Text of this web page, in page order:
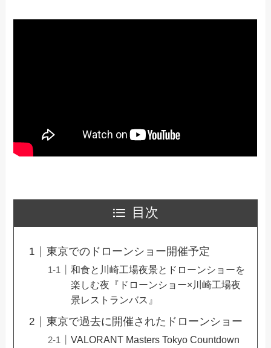
目次
東京でのドローンショー開催予定
和食と川崎工場夜景とドローンショーを
楽しむ夜『ドローンショー×川崎工場夜
景レストランバス』
東京で過去に開催されたドローンショー
VALORANT Masters Tokyo Countdown